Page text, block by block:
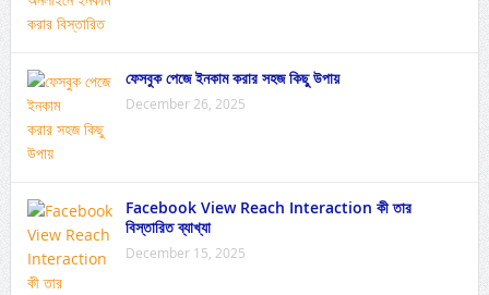
ফেসবুক পেজে ইনকাম করার সহজ কিছু উপায়
December 26, 2025
Facebook View Reach Interaction কী তার
বিস্তারিত ব্যাখ্যা
December 15, 2025